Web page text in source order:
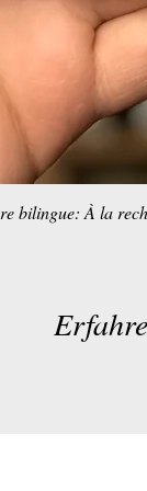
bilingue: À la